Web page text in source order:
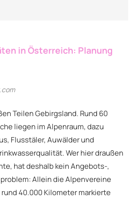
in Österreich: Planung
Teilen Gebirgsland. Rund 60
liegen im Alpenraum, dazu
Flusstäler, Auwälder und
Wer hier draußen
hat deshalb kein Angebots-,
Allein die Alpenvereine
40.000 Kilometer markierte